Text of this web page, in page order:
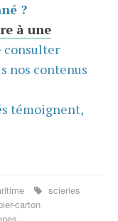
?
à une
consulter
nos contenus
témoignent,
scieries
carton